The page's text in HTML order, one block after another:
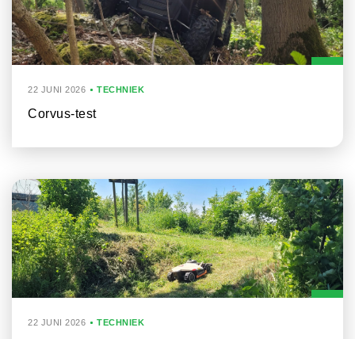
22 JUNI 2026 TECHNIEK
Corvus-test
22 JUNI 2026 TECHNIEK